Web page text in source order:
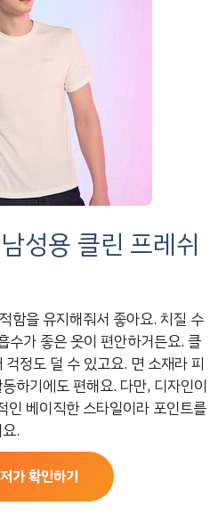
성용 클린 프레쉬
함을 유지해줘서 좋아요. 치질 수
수가 좋은 옷이 편안하거든요. 클
정도 덜 수 있고요. 면 소재라 피
하기에도 편해요. 다만, 디자인이
인 베이직한 스타일이라 포인트를
.
가 확인하기